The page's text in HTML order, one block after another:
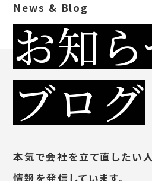
News & Blog
お知
ブログ
本気で会社を立て直したい